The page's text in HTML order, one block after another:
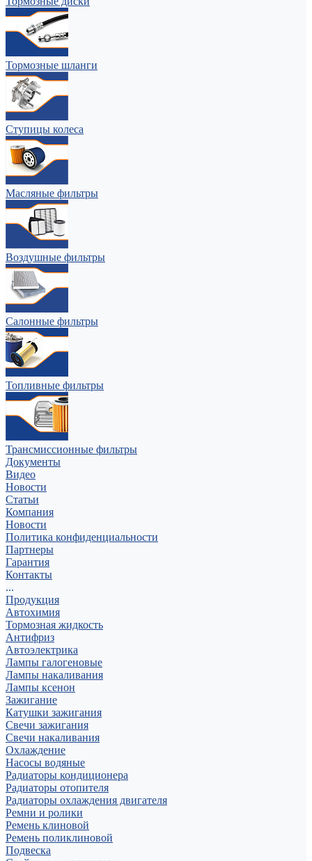
Тормозные шланги
Ступицы колеса
Масляные фильтры
Воздушные фильтры
Салонные фильтры
Топливные фильтры
Трансмиссионные фильтры
Документы
Видео
Новости
Статьи
Компания
Новости
Политика конфиденциальности
Партнеры
Гарантия
Контакты
...
Продукция
Автохимия
Тормозная жидкость
Антифриз
Автоэлектрика
Лампы галогеновые
Лампы накаливания
Лампы ксенон
Зажигание
Катушки зажигания
Свечи зажигания
Свечи накаливания
Охлаждение
Насосы водяные
Радиаторы кондиционера
Радиаторы отопителя
Радиаторы охлаждения двигателя
Ремни и ролики
Ремень клиновой
Ремень поликлиновой
Подвеска